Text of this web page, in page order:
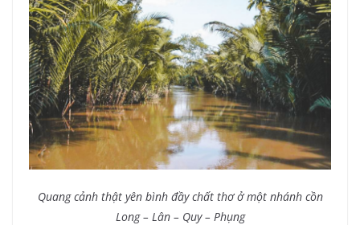
Quang cảnh thật yên bình đầy chất thơ ở một nhánh cồn
Long – Lân – Quy – Phụng